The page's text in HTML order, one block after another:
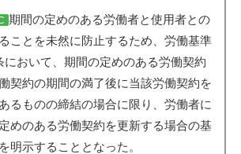
期間の定めのある労働者と使用者との
ことを未然に防止するため、労働基準
において、期間の定めのある労働契約
契約の期間の満了後に当該労働契約を
るものの締結の場合に限り、労働者に
めのある労働契約を更新する場合の基
明示することとなった。